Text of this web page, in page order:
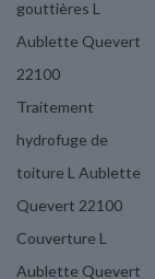
gouttières L
Aublette Quevert
22100
Traitement
hydrofuge de
toiture L Aublette
Quevert 22100
Couverture L
Aublette Quevert